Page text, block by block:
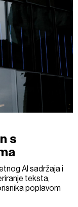
s
AI sadržaja i
teksta,
poplavom